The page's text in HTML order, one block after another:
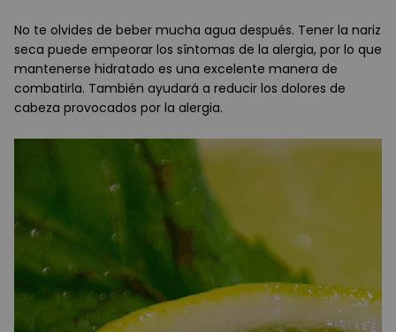
No te olvides de beber mucha agua después. Tener la nariz
seca puede empeorar los síntomas de la alergia, por lo que
mantenerse hidratado es una excelente manera de
combatirla. También ayudará a reducir los dolores de
cabeza provocados por la alergia.